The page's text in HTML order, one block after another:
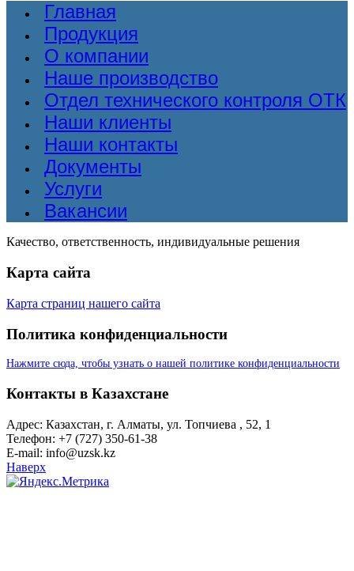
Главная
Продукция
О компании
Наше производство
Отдел технического контроля ОТК
Наши клиенты
Наши контакты
Документы
Услуги
Вакансии
Качество, ответственность, индивидуальные решения
Карта сайта
Карта страниц нашего сайта
Политика конфиденциальности
Нажмите сюда, чтобы узнать о нашей политике конфиденциальности
Контакты в Казахстане
Адрес: Казахстан, г. Алматы, ул. Топчиева , 52, 1
Телефон: +7 (727) 350-61-38
E-mail: info@uzsk.kz
Наверх